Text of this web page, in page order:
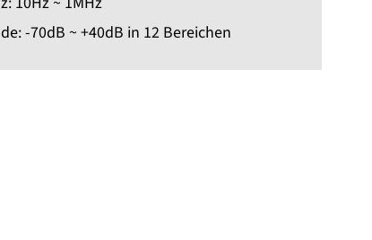
-70dB ~ +40dB in 12 Bereichen